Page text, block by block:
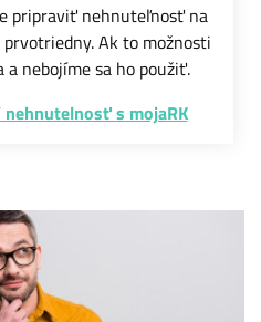
pripraviť nehnuteľnosť na
Ak to možnosti
nebojíme sa ho použiť.
nehnutelnosť s mojaRK